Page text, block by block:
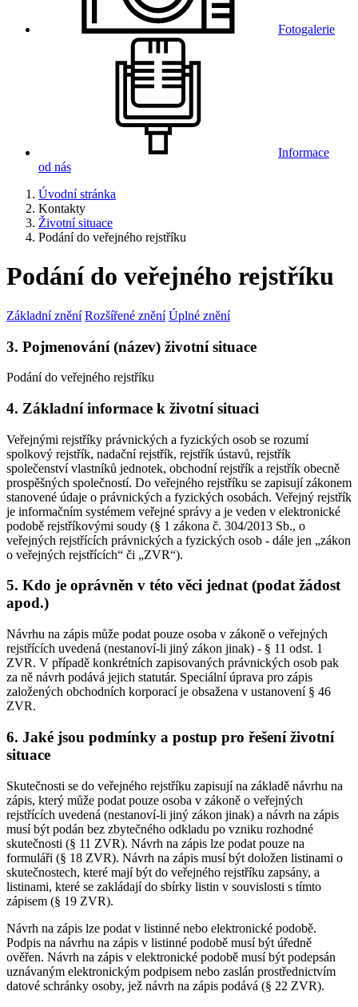
Fotogalerie
Informace
od nás
Úvodní stránka
Kontakty
Životní situace
Podání do veřejného rejstříku
Podání do veřejného rejstříku
Základní znění Rozšířené znění Úplné znění
3. Pojmenování (název) životní situace
Podání do veřejného rejstříku
4. Základní informace k životní situaci
Veřejnými rejstříky právnických a fyzických osob se rozumí
spolkový rejstřík, nadační rejstřík, rejstřík ústavů, rejstřík
společenství vlastníků jednotek, obchodní rejstřík a rejstřík obecně
prospěšných společností. Do veřejného rejstříku se zapisují zákonem
stanovené údaje o právnických a fyzických osobách. Veřejný rejstřík
je informačním systémem veřejné správy a je veden v elektronické
podobě rejstříkovými soudy (§ 1 zákona č. 304/2013 Sb., o
veřejných rejstřících právnických a fyzických osob - dále jen „zákon
o veřejných rejstřících“ či „ZVR“).
5. Kdo je oprávněn v této věci jednat (podat žádost
apod.)
Návrhu na zápis může podat pouze osoba v zákoně o veřejných
rejstřících uvedená (nestanoví-li jiný zákon jinak) - § 11 odst. 1
ZVR. V případě konkrétních zapisovaných právnických osob pak
za ně návrh podává jejich statutár. Speciální úprava pro zápis
založených obchodních korporací je obsažena v ustanovení § 46
ZVR.
6. Jaké jsou podmínky a postup pro řešení životní
situace
Skutečnosti se do veřejného rejstříku zapisují na základě návrhu na
zápis, který může podat pouze osoba v zákoně o veřejných
rejstřících uvedená (nestanoví-li jiný zákon jinak) a návrh na zápis
musí být podán bez zbytečného odkladu po vzniku rozhodné
skutečnosti (§ 11 ZVR). Návrh na zápis lze podat pouze na
formuláři (§ 18 ZVR). Návrh na zápis musí být doložen listinami o
skutečnostech, které mají být do veřejného rejstříku zapsány, a
listinami, které se zakládají do sbírky listin v souvislosti s tímto
zápisem (§ 19 ZVR).
Návrh na zápis lze podat v listinné nebo elektronické podobě.
Podpis na návrhu na zápis v listinné podobě musí být úředně
ověřen. Návrh na zápis v elektronické podobě musí být podepsán
uznávaným elektronickým podpisem nebo zaslán prostřednictvím
datové schránky osoby, jež návrh na zápis podává (§ 22 ZVR).